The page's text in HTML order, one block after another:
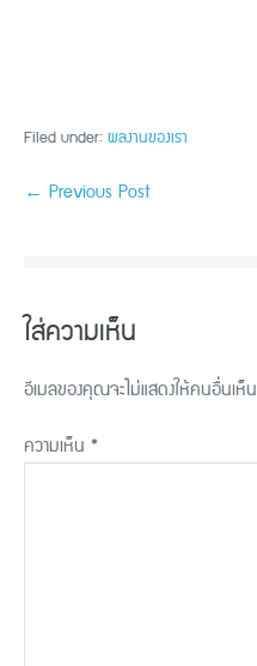
Filed under: ผลงานของเรา
← Previous Post
ใส่ความเห็น
อีเมลของคุณจะไม่แสดงให้คนอื่นเห็น
ความเห็น *